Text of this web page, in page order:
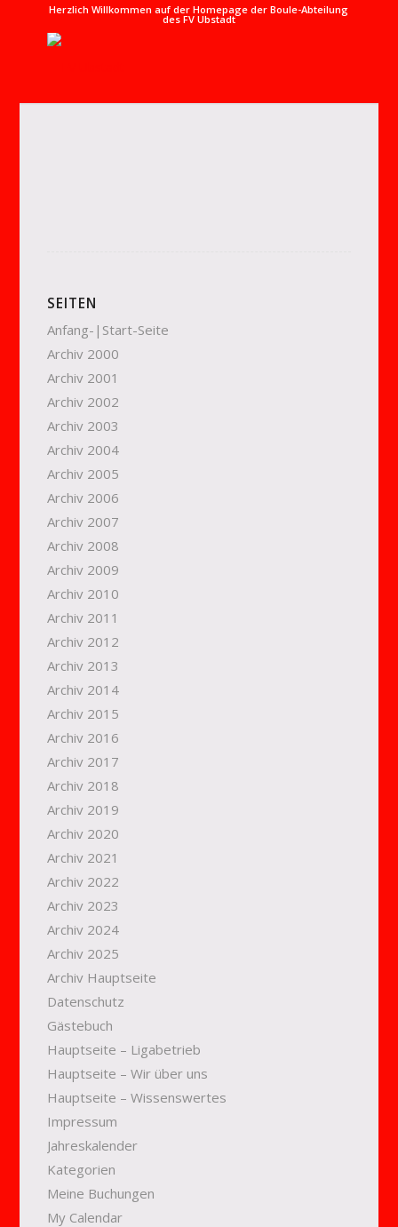
Herzlich Willkommen auf der Homepage der Boule-Abteilung
des FV Ubstadt
SEITEN
Anfang-|Start-Seite
Archiv 2000
Archiv 2001
Archiv 2002
Archiv 2003
Archiv 2004
Archiv 2005
Archiv 2006
Archiv 2007
Archiv 2008
Archiv 2009
Archiv 2010
Archiv 2011
Archiv 2012
Archiv 2013
Archiv 2014
Archiv 2015
Archiv 2016
Archiv 2017
Archiv 2018
Archiv 2019
Archiv 2020
Archiv 2021
Archiv 2022
Archiv 2023
Archiv 2024
Archiv 2025
Archiv Hauptseite
Datenschutz
Gästebuch
Hauptseite – Ligabetrieb
Hauptseite – Wir über uns
Hauptseite – Wissenswertes
Impressum
Jahreskalender
Kategorien
Meine Buchungen
My Calendar